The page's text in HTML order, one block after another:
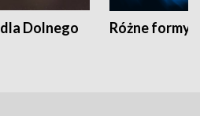
Dolnego
Różne formy